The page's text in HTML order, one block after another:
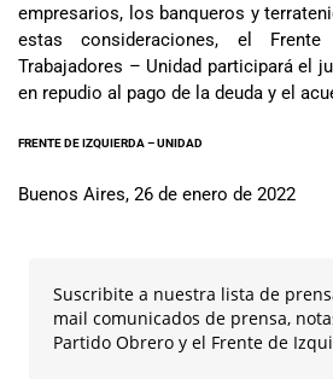
empresarios, los banqueros y
estas consideraciones, el
Trabajadores – Unidad participará el
en repudio al pago de la deuda y el
FRENTE DE IZQUIERDA – UNIDAD
Buenos Aires, 26 de enero de 2022
Suscribite a nuestra lista de
mail comunicados de prensa,
Partido Obrero y el Frente de